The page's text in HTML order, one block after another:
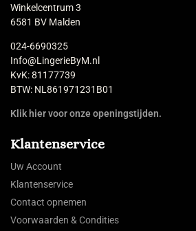
Winkelcentrum 3
6581 BV Malden
024-6690325
Info@LingerieByM.nl
KvK: 81177739
BTW: NL861971231B01
Klik hier voor onze openingstijden.
Klantenservice
Uw Account
Klantenservice
Contact opnemen
Voorwaarden & Condities